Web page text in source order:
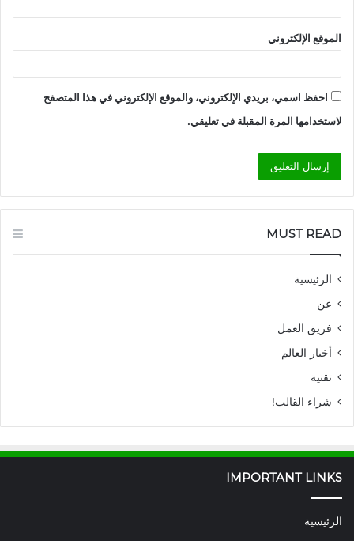
الموقع الإلكتروني
احفظ اسمي، بريدي الإلكتروني، والموقع الإلكتروني في هذا المتصفح
لاستخدامها المرة المقبلة في تعليقي.
MUST READ
الرئيسية
عن
فريق العمل
أخبار العالم
تقنية
شراء القالب!
IMPORTANT LINKS
الرئيسية